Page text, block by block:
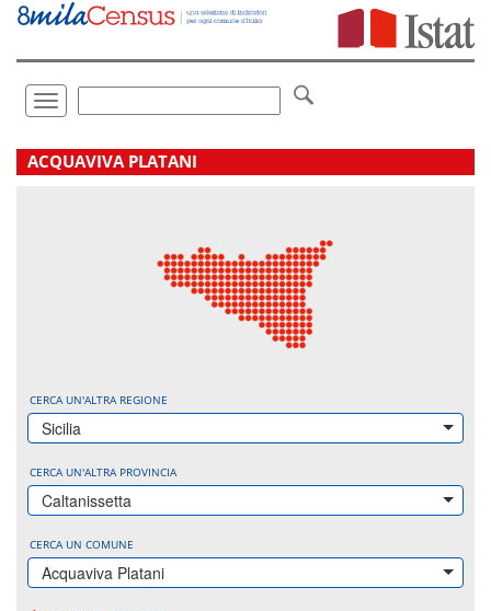
Vai
direttamente
Toggle
navigation
.
ACQUAVIVA PLATANI
CERCA UN'ALTRA REGIONE
Sicilia
CERCA UN'ALTRA PROVINCIA
Caltanissetta
CERCA UN COMUNE
Acquaviva Platani